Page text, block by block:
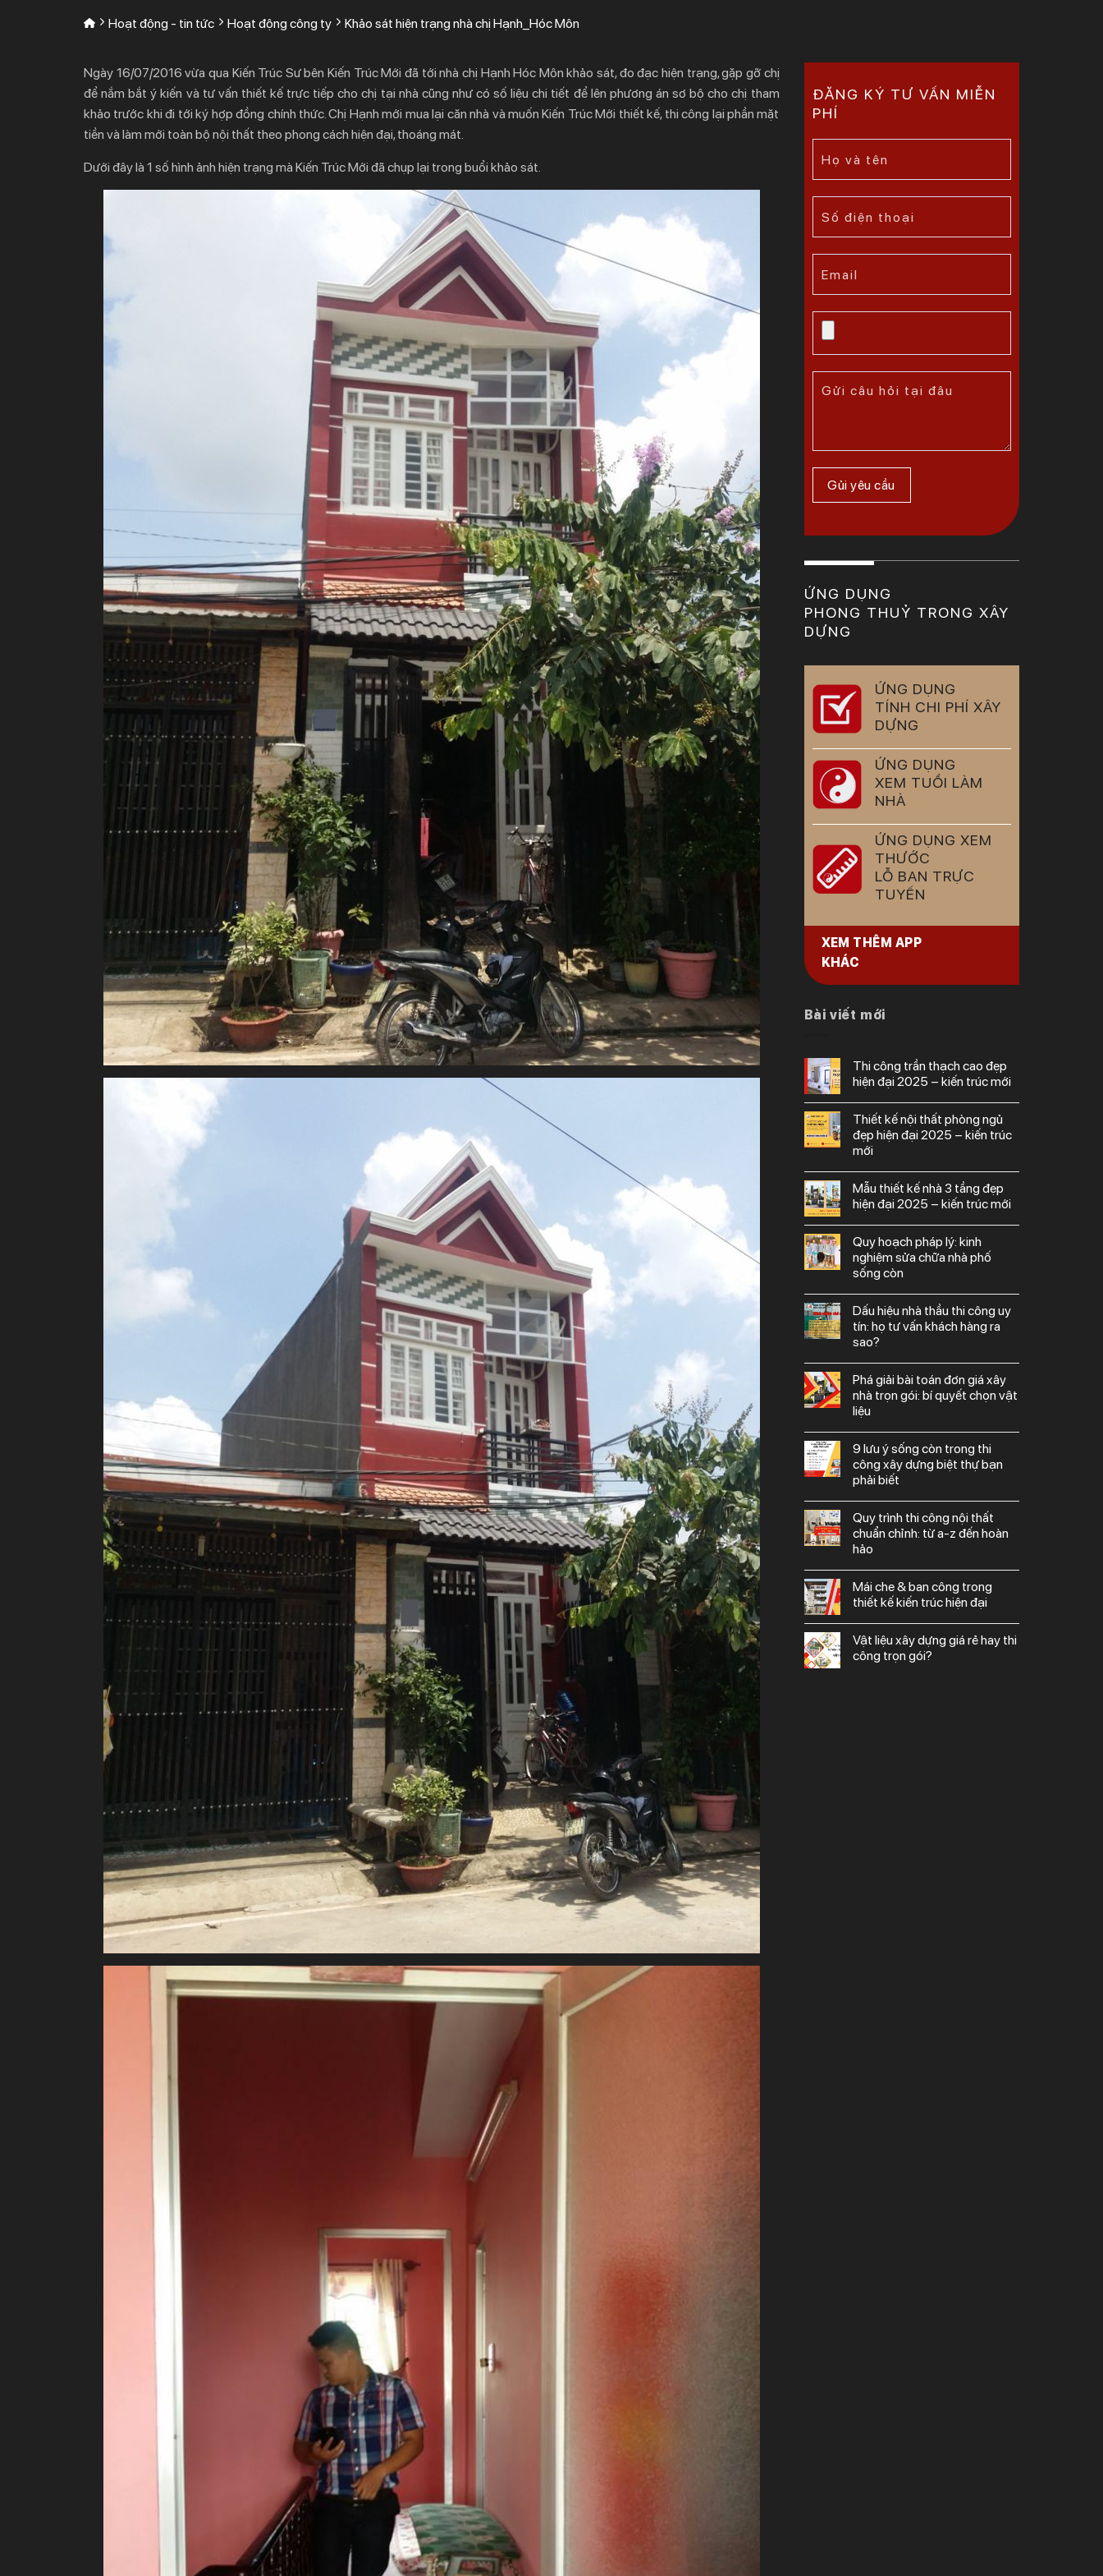
Hoạt động - tin tức Hoạt động công ty Khảo sát hiện trạng nhà chị Hạnh_Hóc Môn
Ngày 16/07/2016 vừa qua Kiến Trúc Sư bên Kiến Trúc Mới đã tới nhà chị Hạnh Hóc Môn khảo sát, đo đạc hiện trạng, gặp gỡ chị
để nắm bắt ý kiến và tư vấn thiết kế trực tiếp cho chị tại nhà cũng như có số liệu chi tiết để lên phương án sơ bộ cho chị tham
khảo trước khi đi tới ký hợp đồng chính thức. Chị Hạnh mới mua lại căn nhà và muốn Kiến Trúc Mới thiết kế, thi công lại phần mặt
tiền và làm mới toàn bộ nội thất theo phong cách hiện đại, thoáng mát.
Dưới đây là 1 số hình ảnh hiện trạng mà Kiến Trúc Mới đã chụp lại trong buổi khảo sát.
ĐĂNG KÝ TƯ VẤN MIỄN
PHÍ
ỨNG DỤNG
PHONG THUỶ TRONG XÂY
DỰNG
ỨNG DỤNG
TÍNH CHI PHÍ XÂY
DỰNG
ỨNG DỤNG
XEM TUỔI LÀM
NHÀ
ỨNG DỤNG XEM
THƯỚC
LỖ BAN TRỰC
TUYẾN
XEM THÊM APP
KHÁC
Bài viết mới
thi công trần thạch cao đẹp
hiện đại 2025 – kiến trúc mới
thiết kế nội thất phòng ngủ
đẹp hiện đại 2025 – kiến trúc
mới
mẫu thiết kế nhà 3 tầng đẹp
hiện đại 2025 – kiến trúc mới
quy hoạch pháp lý: kinh
nghiệm sửa chữa nhà phố
sống còn
dấu hiệu nhà thầu thi công uy
tín: họ tư vấn khách hàng ra
sao?
phá giải bài toán đơn giá xây
nhà trọn gói: bí quyết chọn vật
liệu
9 lưu ý sống còn trong thi
công xây dựng biệt thự bạn
phải biết
quy trình thi công nội thất
chuẩn chỉnh: từ a-z đến hoàn
hảo
mái che & ban công trong
thiết kế kiến trúc hiện đại
vật liệu xây dựng giá rẻ hay thi
công trọn gói?